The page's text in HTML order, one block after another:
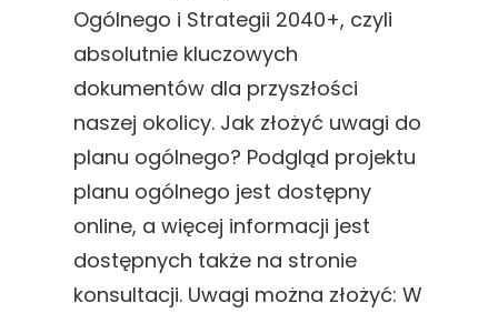
Ogólnego i Strategii 2040+, czyli
absolutnie kluczowych
dokumentów dla przyszłości
naszej okolicy. Jak złożyć uwagi do
planu ogólnego? Podgląd projektu
planu ogólnego jest dostępny
online, a więcej informacji jest
dostępnych także na stronie
konsultacji. Uwagi można złożyć: W